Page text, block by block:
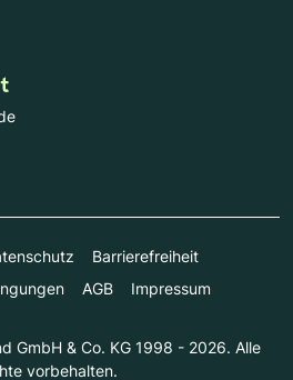
Barrierefreiheit
AGB Impressum
GmbH & Co. KG 1998 - 2026. Alle
vorbehalten.